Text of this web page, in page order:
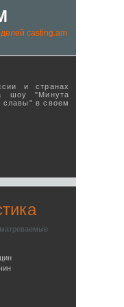
casting.am
и странах
шоу "Минута
славы" в своeм